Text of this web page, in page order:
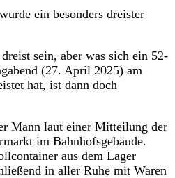
ein besonders dreister
sein, aber was sich ein 52-
(27. April 2025) am
hat, ist dann doch
Mann laut einer Mitteilung der
im Bahnhofsgebäude.
aus dem Lager
in aller Ruhe mit Waren